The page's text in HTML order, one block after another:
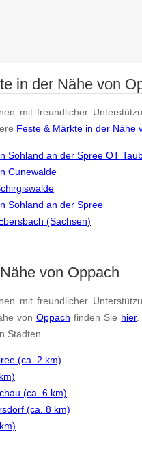
in der Nähe von
mit freundlicher
Feste & Märkte in der Nähe
Sohland an der Spree OT
Cunewalde
Sohland an der Spree
(Sachsen)
von Oppach
mit freundlicher
von Oppach finden Sie hier.
Städten.
(ca. 2 km)
(ca. 6 km)
(ca. 8 km)